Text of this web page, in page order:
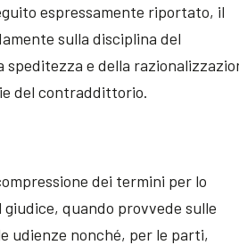
espressamente riportato, il
sulla disciplina del
e della
del contraddittorio.
dei termini per lo
giudice, quando provvede sulle
udienze nonché, per le parti,